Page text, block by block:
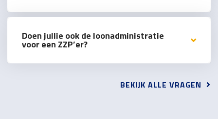
Doen jullie ook de loonadministratie
voor een ZZP’er?
BEKIJK ALLE VRAGEN